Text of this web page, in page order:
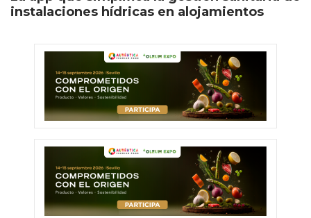
instalaciones hídricas en alojamientos